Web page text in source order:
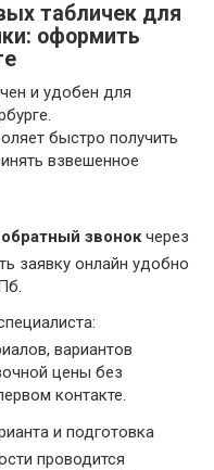
табличек для
оформить
и удобен для
быстро получить
взвешенное
обратный звонокчерез
заявку онлайн удобно
вариантов
цены без
контакте.
и подготовка
проводится